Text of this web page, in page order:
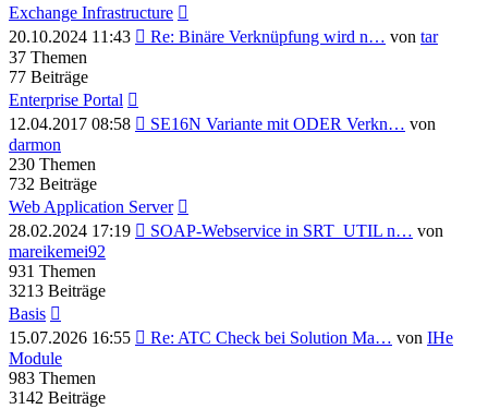
Exchange Infrastructure
20.10.2024 11:43
Neuester
Re: Binäre Verknüpfung wird n… von tar
37 Themen
77 Beiträge
Enterprise Portal
12.04.2017 08:58
Neuester
SE16N Variante mit ODER Verkn… von
darmon
230 Themen
732 Beiträge
Web Application Server
28.02.2024 17:19
Neuester
SOAP-Webservice in SRT_UTIL n… von
mareikemei92
931 Themen
3213 Beiträge
Basis
15.07.2026 16:55
Neuester
Re: ATC Check bei Solution Ma… von IHe
Module
983 Themen
3142 Beiträge